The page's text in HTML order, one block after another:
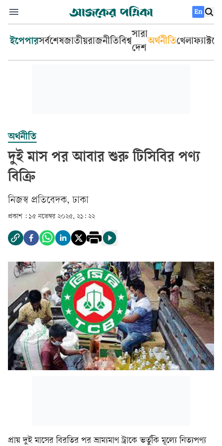
En
ইপেপারসর্বশেষজাতীয়রাজনীতিবিশ্ব
সারা
দেশ
অর্থনীতিখেলা
অর্থনীতি
দুই মাস পর আবার শুরু টিসিবির পণ্য
বিক্রি
‎নিজস্ব প্রতিবেদক, ঢাকা‎
প্রকাশ : ১৫ নভেম্বর ২০২৫, ২১: ২২
প্রায় দুই মাসের বিরতির পর ভ্রাম্যমাণ ট্রাকে ভর্তুকি মূল্যে নিত্যপণ্য